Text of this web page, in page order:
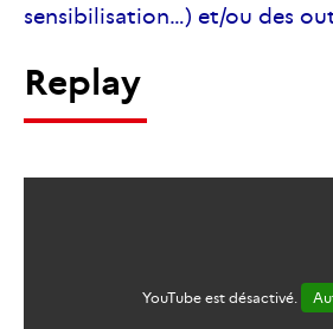
sensibilisation…) et/ou des
Replay
YouTube est désactivé.